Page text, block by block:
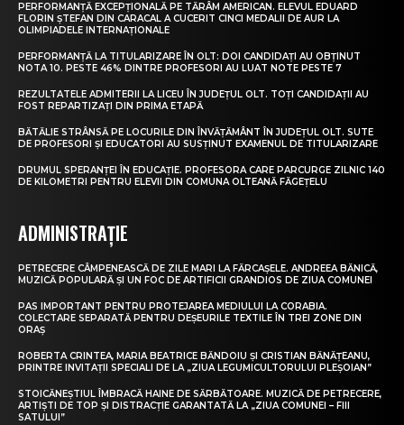
PERFORMANȚĂ EXCEPȚIONALĂ PE TĂRÂM AMERICAN. ELEVUL EDUARD
FLORIN ȘTEFAN DIN CARACAL A CUCERIT CINCI MEDALII DE AUR LA
OLIMPIADELE INTERNAȚIONALE
PERFORMANȚĂ LA TITULARIZARE ÎN OLT: DOI CANDIDAȚI AU OBȚINUT
NOTA 10. PESTE 46% DINTRE PROFESORI AU LUAT NOTE PESTE 7
REZULTATELE ADMITERII LA LICEU ÎN JUDEȚUL OLT. TOȚI CANDIDAȚII AU
FOST REPARTIZAȚI DIN PRIMA ETAPĂ
BĂTĂLIE STRÂNSĂ PE LOCURILE DIN ÎNVĂȚĂMÂNT ÎN JUDEȚUL OLT. SUTE
DE PROFESORI ȘI EDUCATORI AU SUSȚINUT EXAMENUL DE TITULARIZARE
DRUMUL SPERANȚEI ÎN EDUCAȚIE. PROFESORA CARE PARCURGE ZILNIC 140
DE KILOMETRI PENTRU ELEVII DIN COMUNA OLTEANĂ FĂGEȚELU
ADMINISTRAȚIE
PETRECERE CÂMPENEASCĂ DE ZILE MARI LA FĂRCAȘELE. ANDREEA BĂNICĂ,
MUZICĂ POPULARĂ ȘI UN FOC DE ARTIFICII GRANDIOS DE ZIUA COMUNEI
PAS IMPORTANT PENTRU PROTEJAREA MEDIULUI LA CORABIA.
COLECTARE SEPARATĂ PENTRU DEȘEURILE TEXTILE ÎN TREI ZONE DIN
ORAȘ
ROBERTA CRINTEA, MARIA BEATRICE BĂNDOIU ȘI CRISTIAN BĂNĂȚEANU,
PRINTRE INVITAȚII SPECIALI DE LA „ZIUA LEGUMICULTORULUI PLEȘOIAN”
STOICĂNEȘTIUL ÎMBRACĂ HAINE DE SĂRBĂTOARE. MUZICĂ DE PETRECERE,
ARTIȘTI DE TOP ȘI DISTRACȚIE GARANTATĂ LA „ZIUA COMUNEI – FIII
SATULUI”